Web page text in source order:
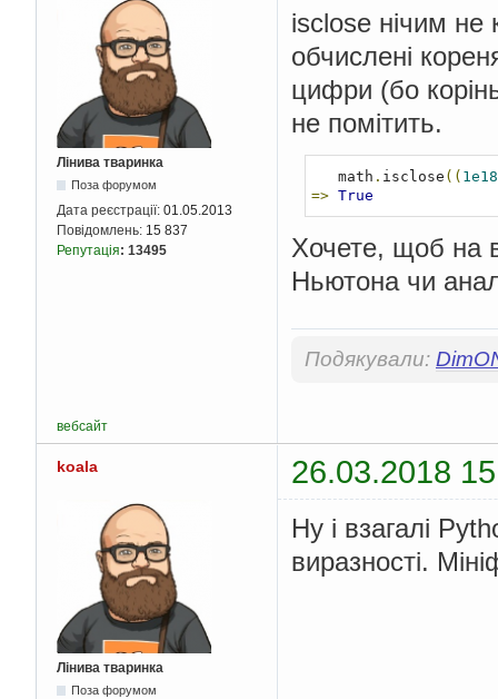
Лінива тваринка
Поза форумом
Дата реєстрації: 01.05.2013
Повідомлень: 15 837
Репутація: 13495
isclose нічим не
обчислені
цифри (бо
не помітить.
   math
. isclose (( 1e18
=> True
Хочете, щоб на
Ньютона чи
Подякували:
вебсайт
koala 26.03.2018
Лінива тваринка
Поза форумом
Ну і взагалі
виразності.